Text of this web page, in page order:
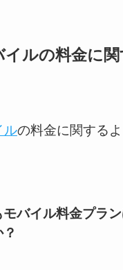
ルの料金に
ルの料金に関する
モバイル料金プラ